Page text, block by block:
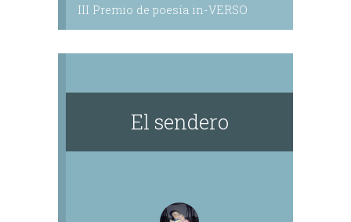
III Premio de poesía in-VERSO
El sendero